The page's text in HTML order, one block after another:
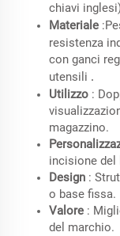
chiavi
Materiale
resistenza
con ganci
utensili .
Utilizzo :
magazzino.
incisione del
Design :
o base fissa.
Valore :
del marchio.